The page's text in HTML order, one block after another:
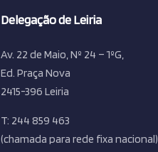
Delegação de Leiria
Av. 22 de Maio, Nº 24 – 1ºG,
Ed. Praça Nova
2415-396 Leiria
T: 244 859 463
(chamada para rede fixa nacional)